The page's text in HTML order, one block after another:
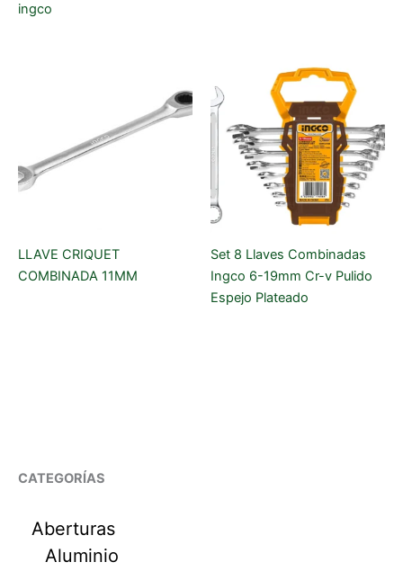
CATEGORÍAS
Aberturas
Aluminio
ingco
LLAVE CRIQUET
COMBINADA 11MM
Set 8 Llaves Combinadas
Ingco 6-19mm Cr-v Pulido
Espejo Plateado